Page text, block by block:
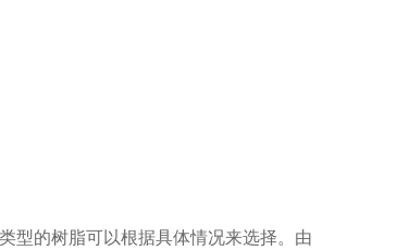
型的树脂可以根据具体情况来选择。由